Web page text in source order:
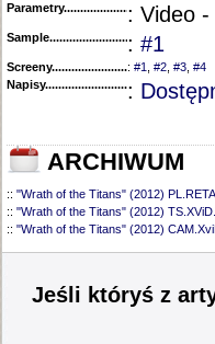
Parametry.........................................
: Video
Sample............................................
: #1
Screeny...........................................
: #1 #2 #3 #4
Napisy............................................
:
ARCHIWUM
:: "Wrath of the Titans" (2012)
:: "Wrath of the Titans" (2012)
:: "Wrath of the Titans" (2012)
Jeśli któryś z